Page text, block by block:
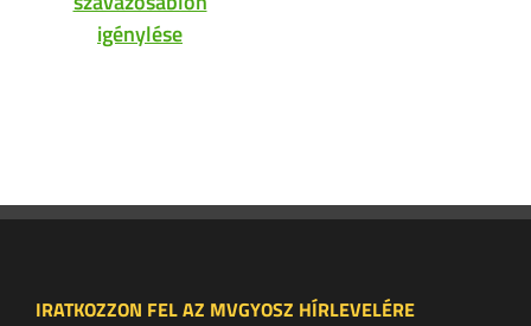
igénylése
IRATKOZZON FEL AZ MVGYOSZ HÍRLEVELÉRE